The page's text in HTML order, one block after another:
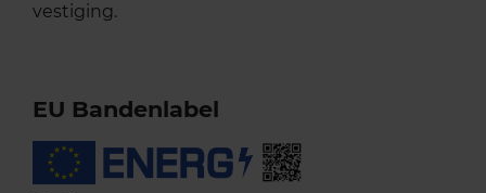
vestiging.
EU Bandenlabel